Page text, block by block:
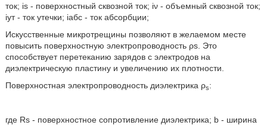
ток; is - поверхностный сквозной ток; iν - объемный сквозной ток;
iут - ток утечки; iaбc - ток абсорбции;
Искусственные микротрещины позволяют в желаемом месте
повысить поверхностную электропроводность ρs. Это
способствует перетеканию зарядов с электродов на
диэлектрическую пластину и увеличению их плотности.
Поверхностная электропроводность диэлектрика ρs:
где Rs - поверхностное сопротивление диэлектрика; b - ширина